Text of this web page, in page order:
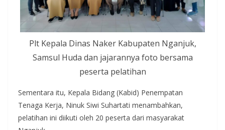
Plt Kepala Dinas Naker Kabupaten Nganjuk,
Samsul Huda dan jajarannya foto bersama
peserta pelatihan
Sementara itu, Kepala Bidang (Kabid) Penempatan
Tenaga Kerja, Ninuk Siwi Suhartati menambahkan,
pelatihan ini diikuti oleh 20 peserta dari masyarakat